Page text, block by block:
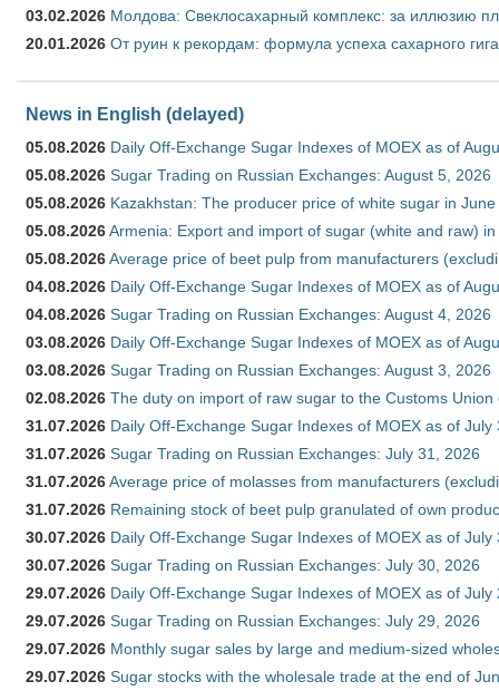
03.02.2026 Молдова: Свеклосахарный комплекс: за иллюзию
20.01.2026 От руин к рекордам: формула успеха сахарного
News in English (delayed)
05.08.2026 Daily Off-Exchange Sugar Indexes of MOEX as of
05.08.2026 Sugar Trading on Russian Exchanges: August 5, 2026
05.08.2026 Kazakhstan: The producer price of white sugar in
05.08.2026Armenia: Export and import of sugar (white and raw)
05.08.2026Average price of beet pulp from manufacturers
04.08.2026 Daily Off-Exchange Sugar Indexes of MOEX as of
04.08.2026 Sugar Trading on Russian Exchanges: August 4, 2026
03.08.2026 Daily Off-Exchange Sugar Indexes of MOEX as of
03.08.2026 Sugar Trading on Russian Exchanges: August 3, 2026
02.08.2026 The duty on import of raw sugar to the Customs
31.07.2026 Daily Off-Exchange Sugar Indexes of MOEX as of July
31.07.2026 Sugar Trading on Russian Exchanges: July 31, 2026
31.07.2026Average price of molasses from manufacturers
31.07.2026 Remaining stock of beet pulp granulated of own
30.07.2026 Daily Off-Exchange Sugar Indexes of MOEX as of July
30.07.2026 Sugar Trading on Russian Exchanges: July 30, 2026
29.07.2026 Daily Off-Exchange Sugar Indexes of MOEX as of July
29.07.2026 Sugar Trading on Russian Exchanges: July 29, 2026
29.07.2026 Monthly sugar sales by large and medium-sized
29.07.2026 Sugar stocks with the wholesale trade at the end of